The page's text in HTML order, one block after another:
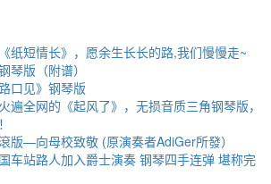
纸短情长》，愿余生长长的路,我们慢慢走~
琴版（附谱）
口见》钢琴版
遍全网的《起风了》，无损音质三角钢琴版，
版—向母校致敬 (原演奏者AdiGer所發）
车站路人加入爵士演奏 钢琴四手连弹 堪称完